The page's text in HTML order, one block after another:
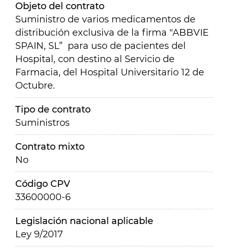
Objeto del contrato
Suministro de varios medicamentos de
distribución exclusiva de la firma "ABBVIE
SPAIN, SL” para uso de pacientes del
Hospital, con destino al Servicio de
Farmacia, del Hospital Universitario 12 de
Octubre.
Tipo de contrato
Suministros
Contrato mixto
No
Código CPV
33600000-6
Legislación nacional aplicable
Ley 9/2017